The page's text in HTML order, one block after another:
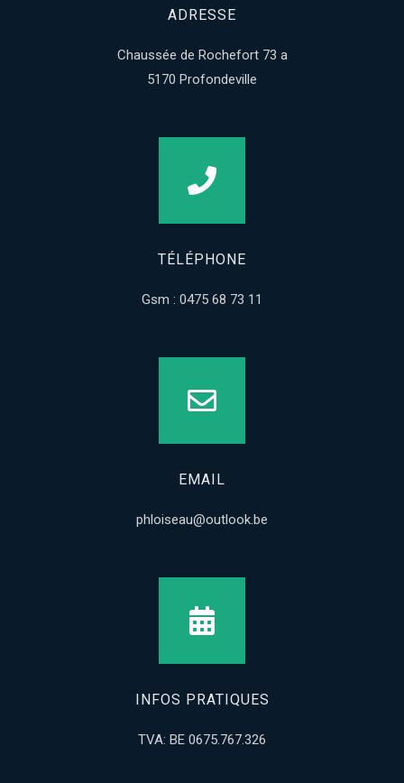
ADRESSE
Chaussée de Rochefort 73 a
5170 Profondeville
TÉLÉPHONE
Gsm : 0475 68 73 11
EMAIL
phloiseau@outlook.be
INFOS PRATIQUES
TVA: BE 0675.767.326